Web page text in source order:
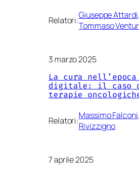
Relatori:Giuseppe Attardi
Tommaso
3 marzo 2025
La cura
digitale: il caso
terapie
Relatori:Massimo Falconi,
Rivizzigno
7 aprile 2025